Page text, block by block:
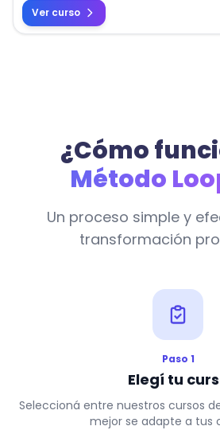
Ver curso
¿Cómo
Método
Un proceso simple y
transformación
Paso 1
Elegí tu
Seleccioná entre nuestros cursos
mejor se adapte a tus